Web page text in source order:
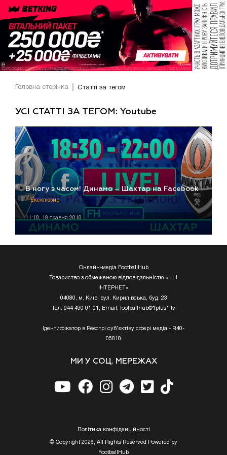
Головна сторінка Статті за тегом
УСІ СТАТТІ ЗА ТЕГОМ: Youtube
В ногу з часом! Динамо – Шахтар на Facebook
Ексклюзив
11:18, 19 травня 2018
Онлайн-медіа FootballHub
Товариство з обмеженою відповідальністю «1+1
ІНТЕРНЕТ»
04080, м. Київ, вул. Кирилівська, буд. 23
Тел. 044 490 01 01, Email: footballhub@1plus1.tv
Ідентифікатор в Реєстрі суб’єктіву сфері медіа - R40-
05818
МИ У СОЦ. МЕРЕЖАХ
Полiтика конфiденцiйностi
© Copyright 2026, All Rights Reserved Powered by
FootballHub